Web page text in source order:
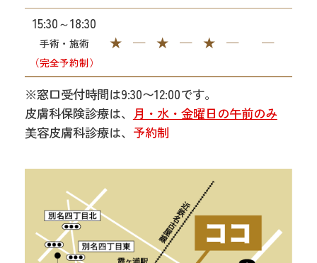
※窓口受付時間は9:30〜12:00です。
15:30～18:30
手術・施術
（完全予約制）
★ ─ ★ ─ ★ ─ ─
皮膚科保険診療は、 月・水・金曜日の午前のみ
美容皮膚科診療は、 予約制